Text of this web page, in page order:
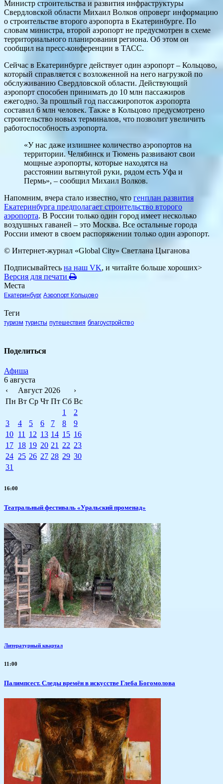
Министр строительства и развития инфраструктуры
Свердловской области Михаил Волков опроверг информацию
о строительстве второго аэропорта в Екатеринбурге. По
словам министра, второй аэропорт не предусмотрен в схеме
территориального планирования региона. Об этом он
сообщил на пресс-конференции в ТАСС.
Сейчас в Екатеринбурге действует один аэропорт – Кольцово,
который справляется с возложенной на него нагрузкой по
обслуживанию Свердловской области. Действующий
аэропорт способен принимать до 10 млн пассажиров
ежегодно. За прошлый год пассажиропоток аэропорта
составил 6 млн человек. Также в Кольцово предусмотрено
строительство новых терминалов, что позволит увеличить
работоспособность аэропорта.
«У нас даже излишнее количество аэропортов на
территории. Челябинск и Тюмень развивают свои
мощные аэропорты, которые находятся на
расстоянии вытянутой руки, рядом есть Уфа и
Пермь», – сообщил Михаил Волков.
Напомним, вчера стало известно, что генплан развития
Екатеринбурга предполагает строительство второго
аэропорта. В России только один город имеет несколько
воздушных гаваней – это Москва. Все остальные города
России имеют в своем распоряжении только один аэропорт.
© Интернет-журнал «Global City» Светлана Цыганова
Подписывайтесь на наш VK, и читайте больше хороших>
Версия для печати
Места
Екатеринбург Аэропорт Кольцово
Теги
туризм туристы путешествия благоустройство
Поделиться
Афиша
6 августа
‹
Август 2026
›
Пн Вт Ср Чт Пт Сб Вс
1
2
3
4 5 6 7 8
9
10 11 12 13 14 15 16
17 18 19 20 21 22 23
24 25 26 27 28 29 30
31
16:00
Театральный фестиваль «Уральский променад»
Литературный квартал
11:00
Палимпсест. Следы времён в искусстве Глеба Богомолова